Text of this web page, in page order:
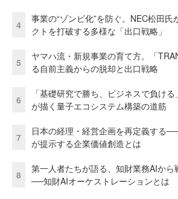
4
事業の“ゾンビ化”を防ぐ。NEC松田氏
クトを打破する多様な「出口戦略」
5
ヤマハ流・新規事業の育て方。「
る自前主義からの脱却と出口戦略
6
「基礎研究で勝ち、ビジネスで負け
が描く量子エコシステム構築の道筋
7
日本の経理・経営企画を再定義する
が提示する企業価値創造とは
8
第一人者たちが語る、知財業務AIか
──知財AIオーケストレーションとは